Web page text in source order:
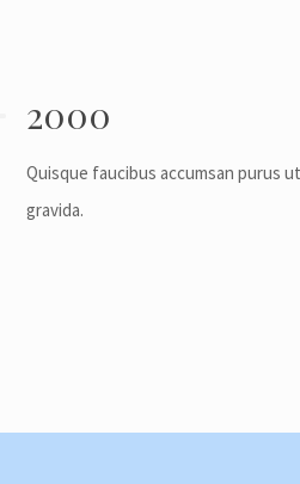
2000
Quisque faucibus accumsan purus
gravida.